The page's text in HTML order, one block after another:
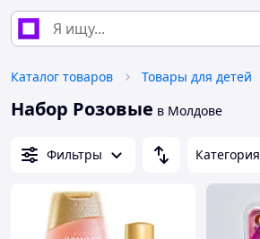
Каталог товаров Товары для детей
Набор Розовые в Молдове
Фильтры Категория